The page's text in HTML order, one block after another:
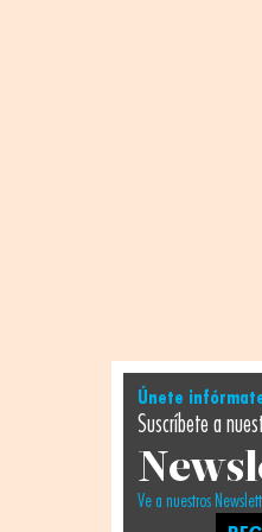
Únete
Suscríbete a
Ve a nuestros